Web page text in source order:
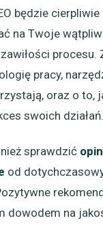
będzie cierpliwie
na Twoje
procesu.
pracy,
oraz o to,
swoich działań.
sprawdzić
od
dowodem na